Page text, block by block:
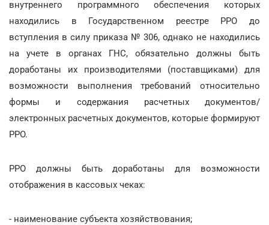
внутреннего программного обеспечения которых
находились в Государственном реестре РРО до
вступления в силу приказа № 306, однако не находились
на учете в органах ГНС, обязательно должны быть
доработаны их производителями (поставщиками) для
возможности выполнения требований относительно
формы и содержания расчетных документов/
электронных расчетных документов, которые формируют
РРО.
РРО должны быть доработаны для возможности
отображения в кассовых чеках:
- наименование субъекта хозяйствования;